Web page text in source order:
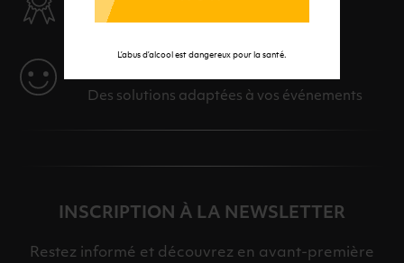
L’abus d’alcool est dangereux pour la santé.
Des produits sélectionnés avec soins
Des solutions adaptées à vos événements
INSCRIPTION À LA NEWSLETTER
Restez informé et découvrez en avant-première